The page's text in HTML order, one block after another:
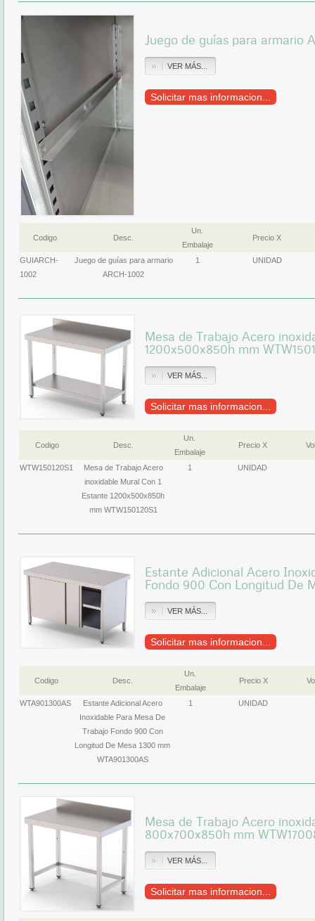
Juego de guías para armario
VER MÁS...
Solicitar mas informacion...
Codigo Desc.
Un.
Embalaje
Precio X
GUIARCH-
1002
Juego de guías para armario
ARCH-1002
1 UNIDAD
Mesa de Trabajo Acero
1200x500x850h mm
VER MÁS...
Solicitar mas informacion...
Codigo Desc.
Un.
Embalaje
Precio X
WTW150120S1
Mesa de Trabajo Acero
inoxidable Mural Con 1
Estante 1200x500x850h
mm WTW150120S1
1 UNIDAD
Estante Adicional Acero
Fondo 900 Con Longitud De
VER MÁS...
Solicitar mas informacion...
Codigo Desc.
Un.
Embalaje
Precio X
WTA901300AS
Estante Adicional Acero
Inoxidable Para Mesa De
Trabajo Fondo 900 Con
Longitud De Mesa 1300 mm
WTA901300AS
1 UNIDAD
Mesa de Trabajo Acero
800x700x850h mm
VER MÁS...
Solicitar mas informacion...